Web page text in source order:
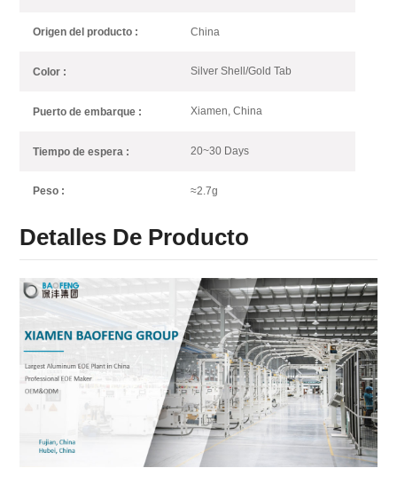
Origen del producto : China
Color : Silver Shell/Gold Tab
Puerto de embarque : Xiamen, China
Tiempo de espera : 20~30 Days
Peso : ≈2.7g
Detalles De Producto